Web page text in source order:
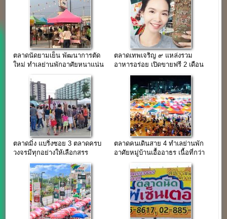
ตลาดนัดยามเย็น พัฒนาการตัด
ใหม่ ทำเลย่านพักอาศัยหนาแน่น
ตลาดเทพเจริญ ๙ แหล่งรวม
อาหารอร่อย เปิดขายฟรี 2 เดือน
ตลาดมิ่ง แบริ่งซอย 3 ตลาดครบ
วงจรมีทุกอย่างให้เลือกสรร
ตลาดคนเดินสาย 4 ทำเลย่านพัก
อาศัยหมู่บ้านเอื้ออาธร เนื้อที่กว่า